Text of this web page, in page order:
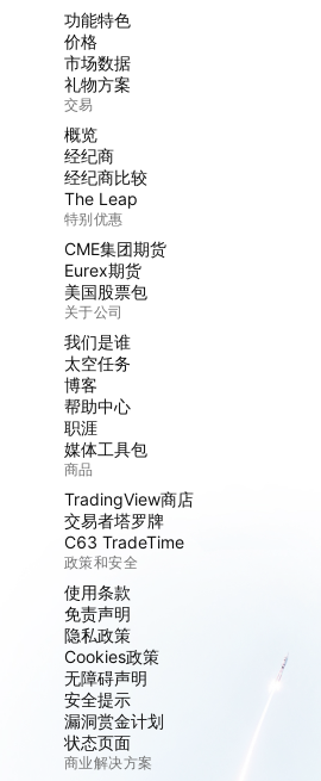
功能特色
价格
市场数据
礼物方案
交易
概览
经纪商
经纪商比较
The Leap
特别优惠
CME集团期货
Eurex期货
美国股票包
关于公司
我们是谁
太空任务
博客
帮助中心
职涯
媒体工具包
商品
TradingView商店
交易者塔罗牌
C63 TradeTime
政策和安全
使用条款
免责声明
隐私政策
Cookies政策
无障碍声明
安全提示
漏洞赏金计划
状态页面
商业解决方案